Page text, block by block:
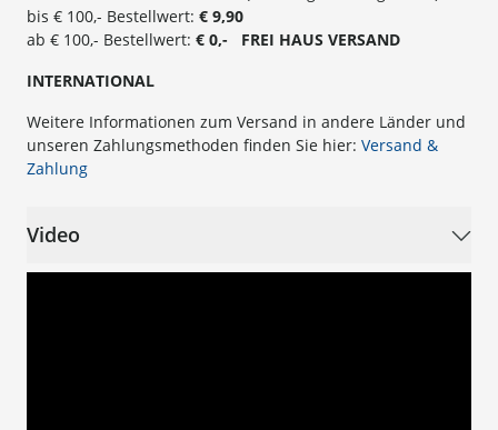
bis € 100,- Bestellwert: € 9,90
ab € 100,- Bestellwert: € 0,- FREI HAUS VERSAND
INTERNATIONAL
Weitere Informationen zum Versand in andere Länder und
unseren Zahlungsmethoden finden Sie hier: Versand &
Zahlung
Video